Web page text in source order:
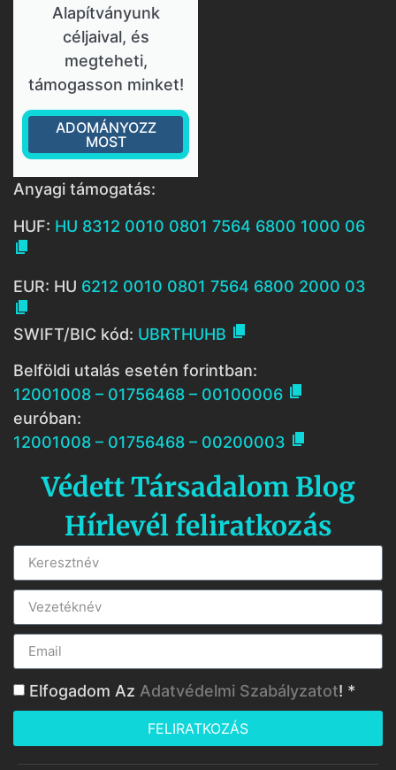
Alapítványunk
céljaival, és
megteheti,
támogasson minket!
ADOMÁNYOZZ
MOST
Anyagi támogatás:
HUF: HU 8312 0010 0801 7564 6800 1000 06

EUR: HU 6212 0010 0801 7564 6800 2000 03

SWIFT/BIC kód: UBRTHUHB 
Belföldi utalás esetén forintban:
12001008 – 01756468 – 00100006 
euróban:
12001008 – 01756468 – 00200003 
Védett Társadalom Blog
Hírlevél feliratkozás
Elfogadom Az Adatvédelmi Szabályzatot! *
FELIRATKOZÁS